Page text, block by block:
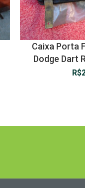
Caixa Porta
Dodge Dart
R$